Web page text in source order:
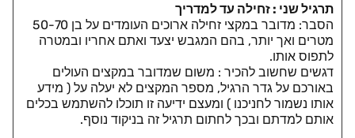
תרגיל שני : זחילה עד למדריך
הסבר: מדובר במקצי זחילה ארוכים העומדים על בן 50-70
מטרים ואך יותר, בהם המגבש יצעד ואתם אחריו ובמטרה
לתפוס אותו.
דגשים שחשוב להכיר : משום שמדובר במקצים העולים
באורכם על גדר הרגיל, מספר המקצים לא יעלה על ( מידע
אותו נשמור לחניכנו ) ומעצם ידיעה זו תוכלו להשתמש בכלים
אותם למדתם ובכך לחתום תרגיל זה בניקוד נוסף.